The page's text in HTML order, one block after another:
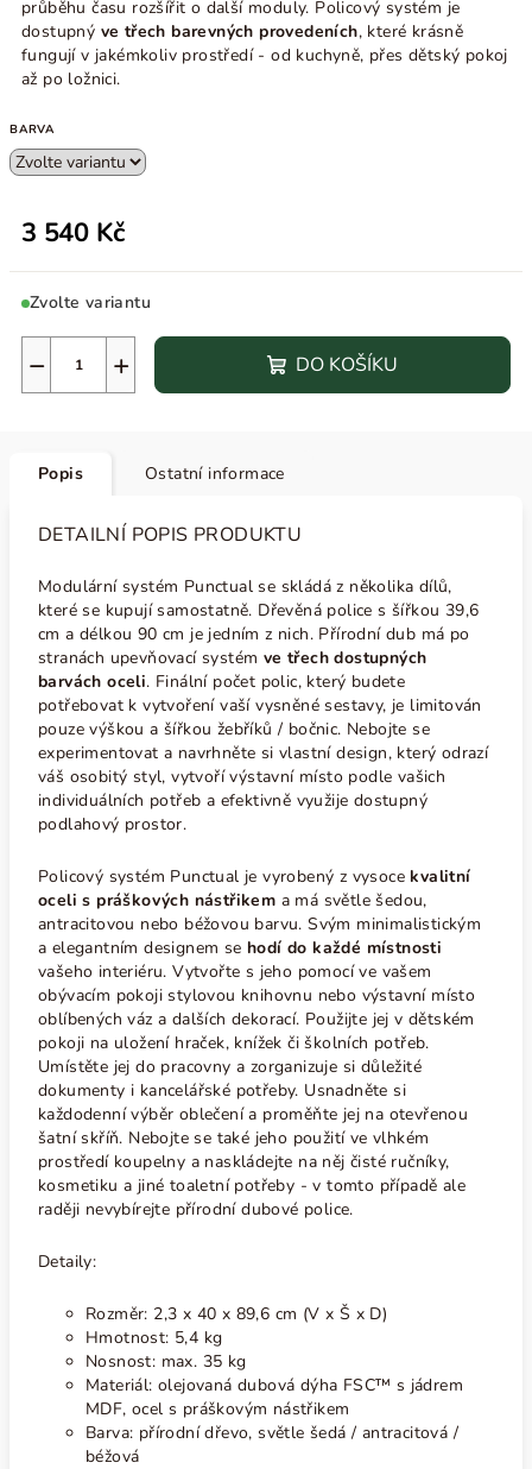
průběhu času rozšířit o další moduly. Policový systém je
dostupný ve třech barevných provedeních, které krásně
fungují v jakémkoliv prostředí - od kuchyně, přes dětský pokoj
až po ložnici.
BARVA
3 540 Kč
Zvolte variantu
+
− DO KOŠÍKU
Popis Ostatní informace
DETAILNÍ POPIS PRODUKTU
Modulární systém Punctual se skládá z několika dílů,
které se kupují samostatně. Dřevěná police s šířkou 39,6
cm a délkou 90 cm je jedním z nich. Přírodní dub má po
stranách upevňovací systém ve třech dostupných
barvách oceli. Finální počet polic, který budete
potřebovat k vytvoření vaší vysněné sestavy, je limitován
pouze výškou a šířkou žebříků / bočnic. Nebojte se
experimentovat a navrhněte si vlastní design, který odrazí
váš osobitý styl, vytvoří výstavní místo podle vašich
individuálních potřeb a efektivně využije dostupný
podlahový prostor.
Policový systém Punctual je vyrobený z vysoce kvalitní
oceli s práškových nástřikem a má světle šedou,
antracitovou nebo béžovou barvu. Svým minimalistickým
a elegantním designem se hodí do každé místnosti
vašeho interiéru. Vytvořte s jeho pomocí ve vašem
obývacím pokoji stylovou knihovnu nebo výstavní místo
oblíbených váz a dalších dekorací. Použijte jej v dětském
pokoji na uložení hraček, knížek či školních potřeb.
Umístěte jej do pracovny a zorganizuje si důležité
dokumenty i kancelářské potřeby. Usnadněte si
každodenní výběr oblečení a proměňte jej na otevřenou
šatní skříň. Nebojte se také jeho použití ve vlhkém
prostředí koupelny a naskládejte na něj čisté ručníky,
kosmetiku a jiné toaletní potřeby - v tomto případě ale
raději nevybírejte přírodní dubové police.
Detaily:
Rozměr: 2,3 x 40 x 89,6 cm (V x Š x D)
Hmotnost: 5,4 kg
Nosnost: max. 35 kg
Materiál: olejovaná dubová dýha FSC™ s jádrem
MDF, ocel s práškovým nástřikem
Barva: přírodní dřevo, světle šedá / antracitová /
béžová